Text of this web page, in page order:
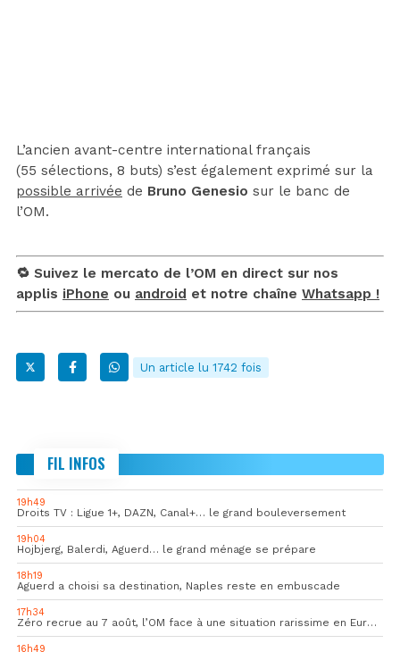
L’ancien avant-centre international français
(55 sélections, 8 buts) s’est également exprimé sur la
possible arrivée de Bruno Genesio sur le banc de
l’OM.
🔁 Suivez le mercato de l’OM en direct sur nos
applis iPhone ou android et notre chaîne Whatsapp !
Un article lu 1742 fois
FIL INFOS
19h49
Droits TV : Ligue 1+, DAZN, Canal+… le grand bouleversement
19h04
Hojbjerg, Balerdi, Aguerd… le grand ménage se prépare
18h19
Aguerd a choisi sa destination, Naples reste en embuscade
17h34
Zéro recrue au 7 août, l’OM face à une situation rarissime en Europe
16h49